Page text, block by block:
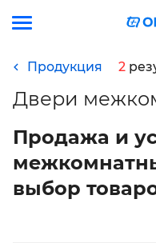
Продукция 2
Двери
Продажа и
выбор